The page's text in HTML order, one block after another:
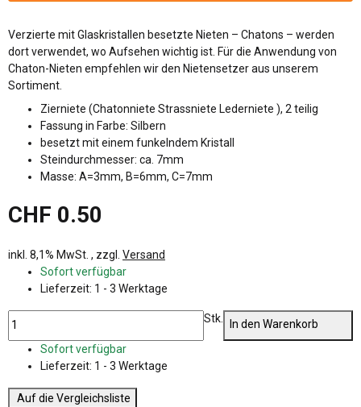
Verzierte mit Glaskristallen besetzte Nieten – Chatons – werden
dort verwendet, wo Aufsehen wichtig ist. Für die Anwendung von
Chaton-Nieten empfehlen wir den Nietensetzer aus unserem
Sortiment.
Zierniete (Chatonniete Strassniete Lederniete ), 2 teilig
Fassung in Farbe: Silbern
besetzt mit einem funkelndem Kristall
Steindurchmesser: ca. 7mm
Masse: A=3mm, B=6mm, C=7mm
CHF 0.50
inkl. 8,1% MwSt. , zzgl. Versand
Sofort verfügbar
Lieferzeit: 1 - 3 Werktage
Stk.
In den Warenkorb
Sofort verfügbar
Lieferzeit: 1 - 3 Werktage
Auf die Vergleichsliste